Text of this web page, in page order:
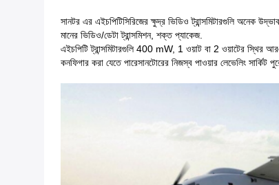
সানটর এর এইচপিটিসিরিজের ক্ষুদ্র ভিডিও ট্রান্সমিটারগুলি অনেক
মানের ভিডিও/ডেটা ট্রান্সমিশন, শক্ত প্যাকেজ.
এইচপিটি ট্রান্সমিটারগুলি 400 mW, 1 ওয়াট বা 2 ওয়াটের স্থির
কনফিগার করা যেতে পারেসানটোরের নিজস্ব পাওয়ার লেভেলিং